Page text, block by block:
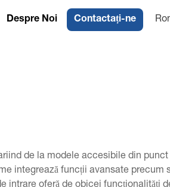
Despre Noi Contactați-ne
de la modele accesibile din
integrează funcții avansate precum